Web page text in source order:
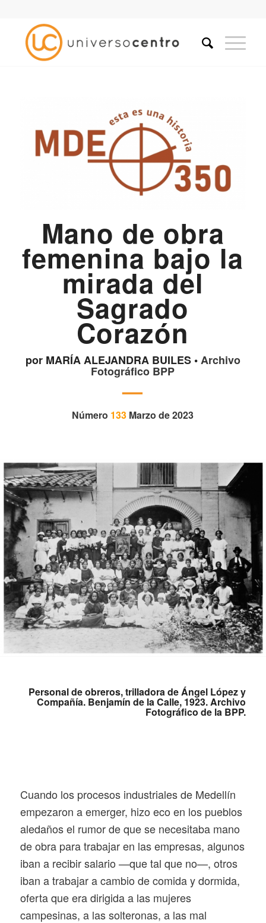
Mano de obra
femenina bajo la
mirada del
Sagrado
Corazón
por MARÍA ALEJANDRA BUILES •Archivo
Fotográfico BPP
—
Número 133 Marzo de 2023
Personal de obreros, trilladora de Ángel López y
Compañía. Benjamín de la Calle, 1923. Archivo
Fotográfico de la BPP.
Cuando los procesos industriales de Medellín
empezaron a emerger, hizo eco en los pueblos
aledaños el rumor de que se necesitaba mano
de obra para trabajar en las empresas, algunos
iban a recibir salario —que tal que no—, otros
iban a trabajar a cambio de comida y dormida,
oferta que era dirigida a las mujeres
campesinas, a las solteronas, a las mal